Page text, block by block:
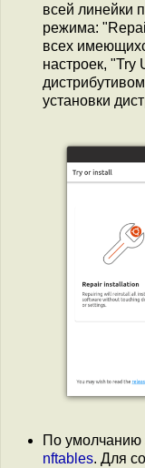
всей линейки
режима:
всех
настроек, "Try
установки
По умолчанию
nftables. Для